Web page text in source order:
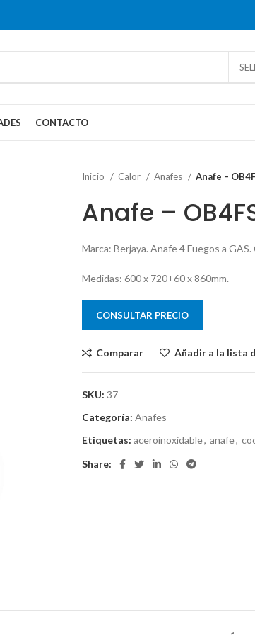
CONTACTO
Inicio Calor Anafes Anafe –
Anafe –
Marca: Berjaya. Anafe 4 Fuegos a
Medidas: 600 x 720+60 x 860mm.
CONSULTAR PRECIO
Comparar Añadir a la lista
SKU: 37
Categoría: Anafes
Etiquetas: aceroinoxidable, anafe,
Share: